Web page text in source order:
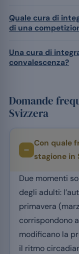
Quale cura di
di una
Una cura di
convalescenza?
Domande
Svizzera
Con quale
stagione in
Due momenti
degli adulti:
primavera
corrispondono
modificano la
il ritmo